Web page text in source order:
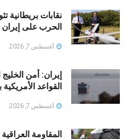
نقابات بريطانية
الحرب على إيران
أغسطس 7, 2026
إيران: أمن
القواعد
أغسطس 7, 2026
المقاومة